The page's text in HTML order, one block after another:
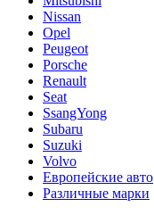
Nissan
Opel
Peugeot
Porsche
Renault
Seat
SsangYong
Subaru
Suzuki
Volvo
Европейские авто
Различные марки